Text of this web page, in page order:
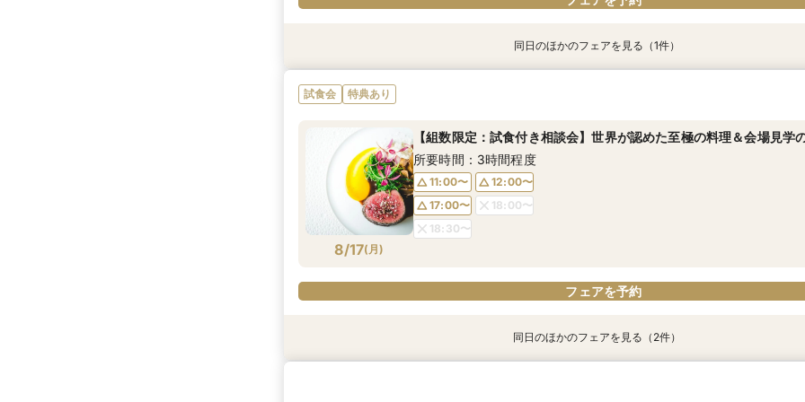
8/14(金)
10:00〜
13:00〜
15:00〜
同日のほかのフェアを見る（1件）
試食会 特典あり
8/17( 月)
【組数限定：試食付き相談会】世界が認めた至極の料理＆会場見学
所要時間：3時間程度
11:00〜
12:00〜
17:00〜
18:00〜
18:30〜
フェアを予約
同日のほかのフェアを見る（2件）